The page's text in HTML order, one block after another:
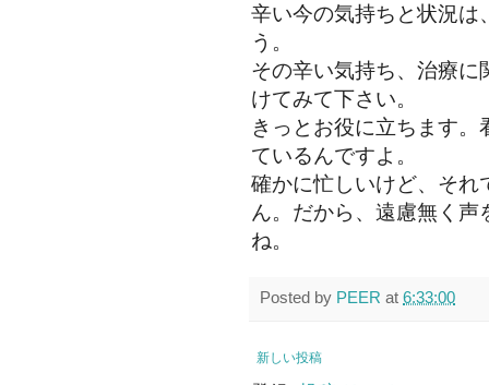
辛い今の気持ちと状況は
う。
その辛い気持ち、治療
けてみて下さい。
きっとお役に立ちます
ているんですよ。
確かに忙しいけど、それ
ん。だから、遠慮無く
ね。
Posted by PEER at 6:33:00
新しい投稿